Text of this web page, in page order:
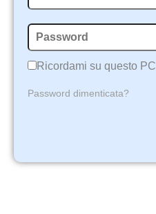
Ricordami su questo PC
Password dimenticata?